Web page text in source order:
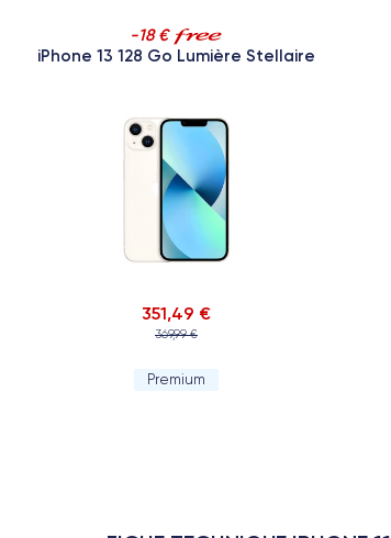
-18 €
iPhone 13 128 Go Lumière Stellaire
351,49 €
369,99 €
Premium